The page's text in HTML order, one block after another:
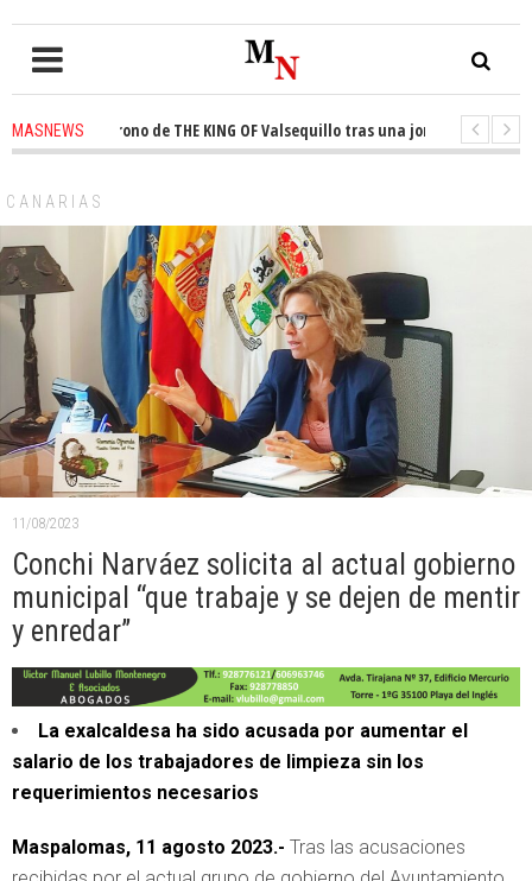
MASNEWS
el trono de THE KING OF Valsequillo tras una jornada de baloncesto
CANARIAS
11/08/2023
Conchi Narváez solicita al actual gobierno
municipal “que trabaje y se dejen de mentir
y enredar”
La exalcaldesa ha sido acusada por aumentar el
salario de los trabajadores de limpieza sin los
requerimientos necesarios
Maspalomas, 11 agosto 2023.- Tras las acusaciones